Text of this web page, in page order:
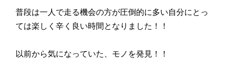
普段は一人で走る機会の方が圧倒的に多い自分にとっ
ては楽しく辛く良い時間となりました！！
以前から気になっていた、モノを発見！！